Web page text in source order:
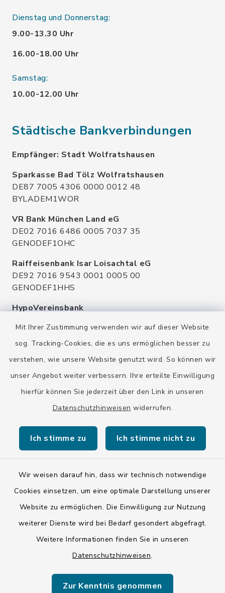
Mit Ihrer Zustimmung verwenden wir auf dieser Website
sog. Tracking-Cookies, die es uns ermöglichen besser zu
verstehen, wie unsere Website genutzt wird. So können wir
unser Angebot weiter verbessern. Ihre erteilte Einwilligung
hierfür können Sie jederzeit über den Link in unseren
Datenschutzhinweisen widerrufen.
Ich stimme zu Ich stimme nicht zu
Wir weisen darauf hin, dass wir technisch notwendige
Cookies einsetzen, um eine optimale Darstellung unserer
Website zu ermöglichen. Die Einwilligung zur Nutzung
weiterer Dienste wird bei Bedarf gesondert abgefragt.
Weitere Informationen finden Sie in unseren
Datenschutzhinweisen.
Zur Kenntnis genommen
Dienstag und Donnerstag:
9.00-13.30 Uhr
16.00-18.00 Uhr
Samstag:
10.00-12.00 Uhr
Städtische Bankverbindungen
Empfänger: Stadt Wolfratshausen
Sparkasse Bad Tölz Wolfratshausen
DE87 7005 4306 0000 0012 48
BYLADEM1WOR
VR Bank München Land eG
DE02 7016 6486 0005 7037 35
GENODEF1OHC
Raiffeisenbank Isar Loisachtal eG
DE92 7016 9543 0001 0005 00
GENODEF1HHS
HypoVereinsbank
HYVEDEMMXXX
Kontakt
Barrierefreiheit
Impressum
ISIS 12
Sitemap
Cookie-Einstellungen